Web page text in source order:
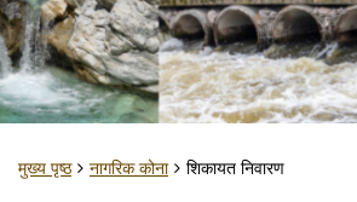
मुख्य पृष्ठ नागरिक कोना शिकायत निवारण